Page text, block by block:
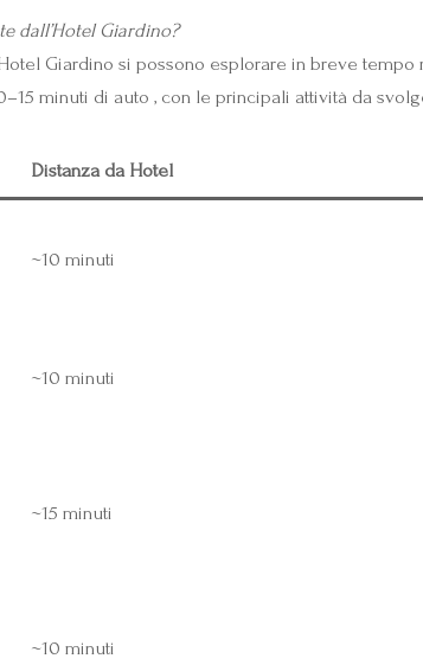
dall’Hotel Giardino?
Giardino si possono esplorare in breve
minuti di auto , con le principali attività da
Distanza da Hotel
~10 minuti
~10 minuti
~15 minuti
~10 minuti